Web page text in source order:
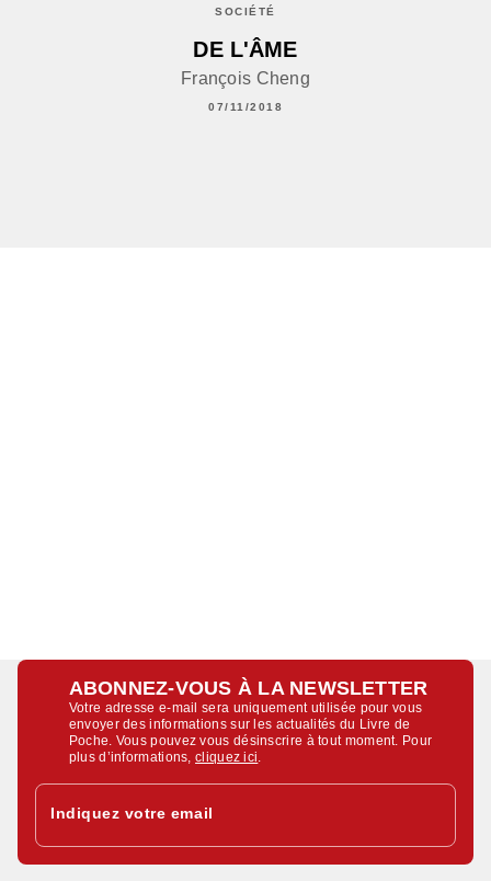
SOCIÉTÉ
DE L'ÂME
François Cheng
07/11/2018
ABONNEZ-VOUS À LA NEWSLETTER
Votre adresse e-mail sera uniquement utilisée pour vous
envoyer des informations sur les actualités du Livre de
Poche. Vous pouvez vous désinscrire à tout moment. Pour
plus d’informations,cliquez ici.
Indiquez votre email